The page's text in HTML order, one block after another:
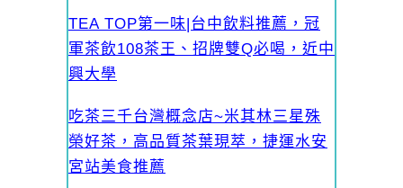
TEA TOP第一味|台中飲料推薦，冠
軍茶飲108茶王、招牌雙Q必喝，近中
興大學
吃茶三千台灣概念店~米其林三星殊
榮好茶，高品質茶葉現萃，捷運水安
宮站美食推薦